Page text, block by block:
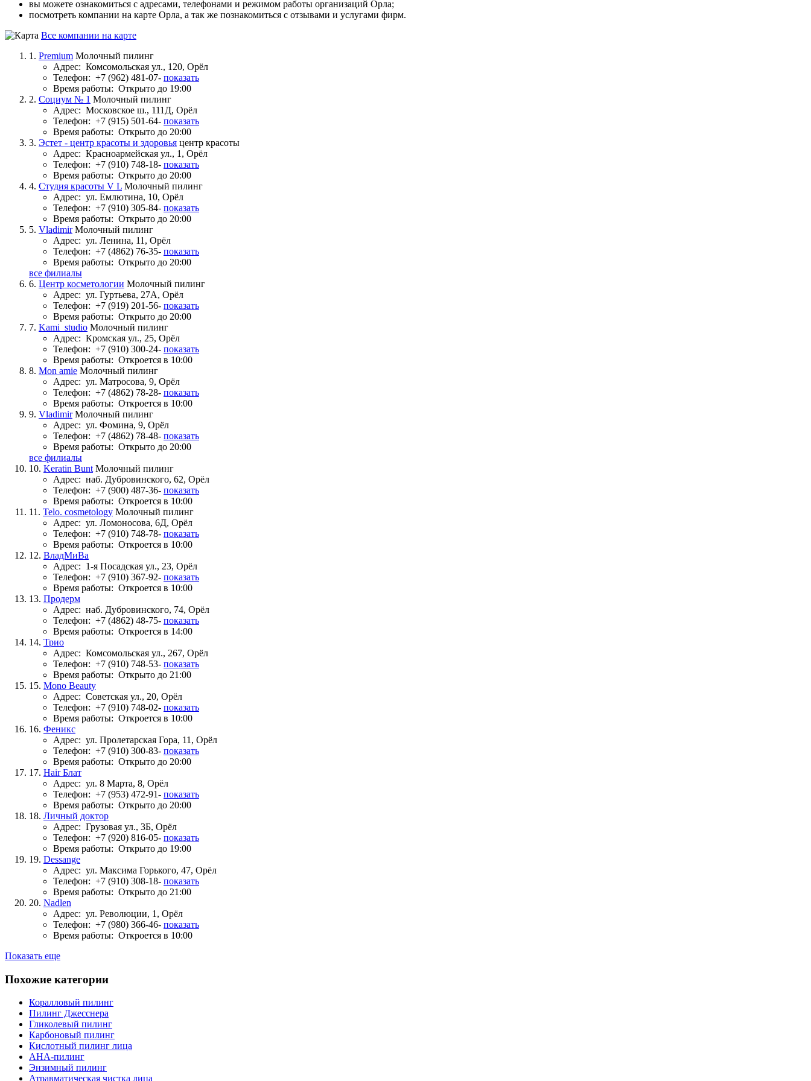
вы можете ознакомиться с адресами, телефонами и режимом работы организаций Орла;
посмотреть компании на карте Орла, а так же познакомиться с отзывами и услугами фирм.
Все компании на карте
1. Premium Молочный пилинг
Адрес: Комсомольская ул., 120, Орёл
Телефон: +7 (962) 481-07- показать
Время работы: Открыто до 19:00
2. Социум № 1 Молочный пилинг
Адрес: Московское ш., 111Д, Орёл
Телефон: +7 (915) 501-64- показать
Время работы: Открыто до 20:00
3. Эстет - центр красоты и здоровья центр красоты
Адрес: Красноармейская ул., 1, Орёл
Телефон: +7 (910) 748-18- показать
Время работы: Открыто до 20:00
4. Студия красоты V L Молочный пилинг
Адрес: ул. Емлютина, 10, Орёл
Телефон: +7 (910) 305-84- показать
Время работы: Открыто до 20:00
5. Vladimir Молочный пилинг
Адрес: ул. Ленина, 11, Орёл
Телефон: +7 (4862) 76-35- показать
Время работы: Открыто до 20:00
все филиалы
6. Центр косметологии Молочный пилинг
Адрес: ул. Гуртьева, 27А, Орёл
Телефон: +7 (919) 201-56- показать
Время работы: Открыто до 20:00
7. Kami_studio Молочный пилинг
Адрес: Кромская ул., 25, Орёл
Телефон: +7 (910) 300-24- показать
Время работы: Откроется в 10:00
8. Mon amie Молочный пилинг
Адрес: ул. Матросова, 9, Орёл
Телефон: +7 (4862) 78-28- показать
Время работы: Откроется в 10:00
9. Vladimir Молочный пилинг
Адрес: ул. Фомина, 9, Орёл
Телефон: +7 (4862) 78-48- показать
Время работы: Открыто до 20:00
все филиалы
10. Keratin Bunt Молочный пилинг
Адрес: наб. Дубровинского, 62, Орёл
Телефон: +7 (900) 487-36- показать
Время работы: Откроется в 10:00
11. Telo. cosmetology Молочный пилинг
Адрес: ул. Ломоносова, 6Д, Орёл
Телефон: +7 (910) 748-78- показать
Время работы: Откроется в 10:00
12. ВладМиВа
Адрес: 1-я Посадская ул., 23, Орёл
Телефон: +7 (910) 367-92- показать
Время работы: Откроется в 10:00
13. Продерм
Адрес: наб. Дубровинского, 74, Орёл
Телефон: +7 (4862) 48-75- показать
Время работы: Откроется в 14:00
14. Трио
Адрес: Комсомольская ул., 267, Орёл
Телефон: +7 (910) 748-53- показать
Время работы: Открыто до 21:00
15. Mono Beauty
Адрес: Советская ул., 20, Орёл
Телефон: +7 (910) 748-02- показать
Время работы: Откроется в 10:00
16. Феникс
Адрес: ул. Пролетарская Гора, 11, Орёл
Телефон: +7 (910) 300-83- показать
Время работы: Открыто до 20:00
17. Hair Блат
Адрес: ул. 8 Марта, 8, Орёл
Телефон: +7 (953) 472-91- показать
Время работы: Открыто до 20:00
18. Личный доктор
Адрес: Грузовая ул., 3Б, Орёл
Телефон: +7 (920) 816-05- показать
Время работы: Открыто до 19:00
19. Dessange
Адрес: ул. Максима Горького, 47, Орёл
Телефон: +7 (910) 308-18- показать
Время работы: Открыто до 21:00
20. Nadlen
Адрес: ул. Революции, 1, Орёл
Телефон: +7 (980) 366-46- показать
Время работы: Откроется в 10:00
Показать еще
Похожие категории
Коралловый пилинг
Пилинг Джесснера
Гликолевый пилинг
Карбоновый пилинг
Кислотный пилинг лица
AHA-пилинг
Энзимный пилинг
Атравматическая чистка лица